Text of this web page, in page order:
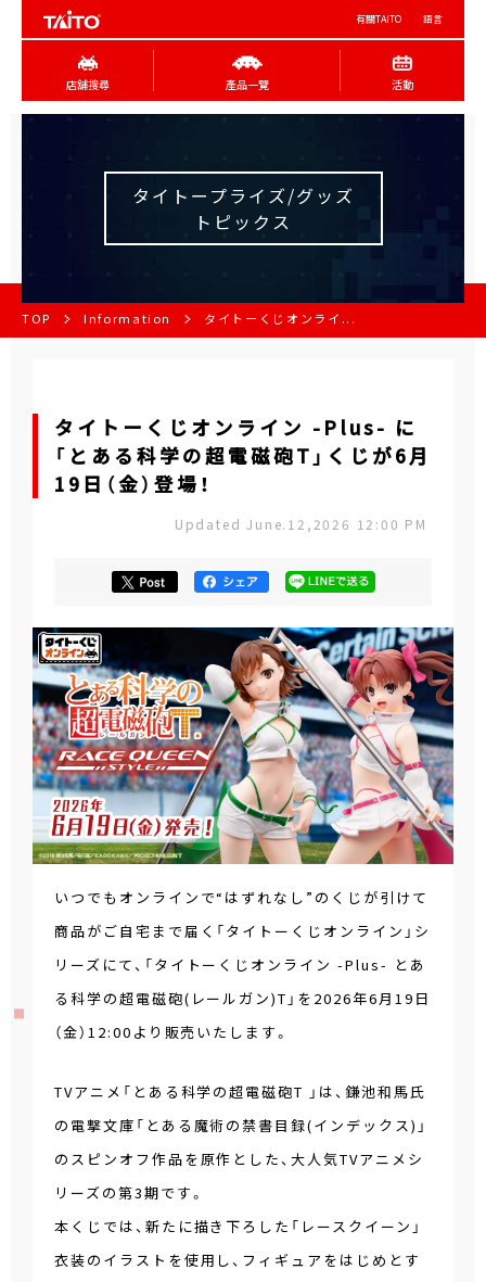
有關TAITO 語言
店舖搜尋 產品一覽 活動
タイトープライズ/グッズ
トピックス
TOP Information タイトーくじオンライ...
タイトーくじオンライン -Plus- に
「とある科学の超電磁砲T」くじが6月
19日（金）登場！
Updated June.12,2026 12:00 PM
いつでもオンラインで“はずれなし”のくじが引けて
商品がご自宅まで届く「タイトーくじオンライン」シ
リーズにて、「タイトーくじオンライン -Plus- とあ
る科学の超電磁砲(レールガン)T」を2026年6月19日
（金）12:00より販売いたします。
TVアニメ「とある科学の超電磁砲T 」は、鎌池和馬氏
の電撃文庫「とある魔術の禁書目録(インデックス)」
のスピンオフ作品を原作とした、大人気TVアニメシ
リーズの第3期です。
本くじでは、新たに描き下ろした「レースクイーン」
衣装のイラストを使用し、フィギュアをはじめとす